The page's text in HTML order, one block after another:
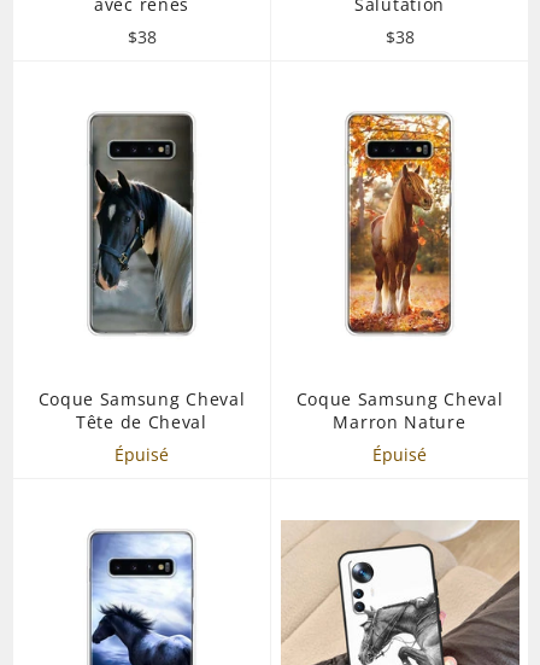
Prix
$38
Prix
$38
Coque Samsung Cheval
Tête de Cheval
Épuisé
Coque Samsung Cheval
Marron Nature
Épuisé